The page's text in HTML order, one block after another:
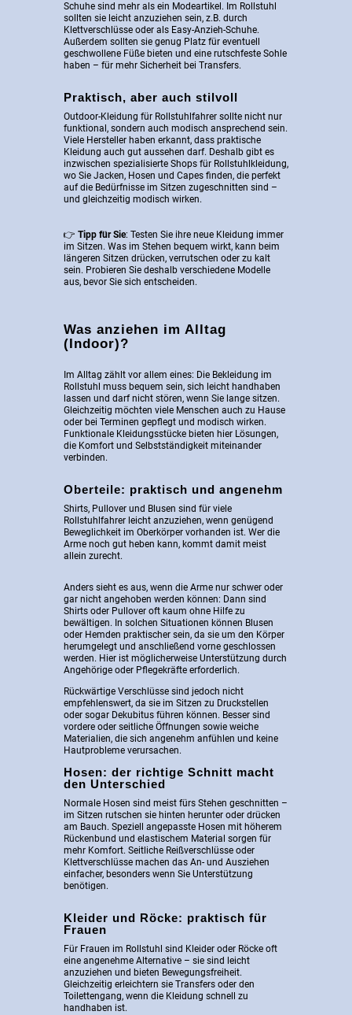
Schuhe sind mehr als ein Modeartikel. Im Rollstuhl
sollten sie leicht anzuziehen sein, z.B. durch
Klettverschlüsse oder als Easy-Anzieh-Schuhe.
Außerdem sollten sie genug Platz für eventuell
geschwollene Füße bieten und eine rutschfeste Sohle
haben – für mehr Sicherheit bei Transfers.
Praktisch, aber auch stilvoll
Outdoor-Kleidung für Rollstuhlfahrer sollte nicht nur
funktional, sondern auch modisch ansprechend sein.
Viele Hersteller haben erkannt, dass praktische
Kleidung auch gut aussehen darf. Deshalb gibt es
inzwischen spezialisierte Shops für Rollstuhlkleidung,
wo Sie Jacken, Hosen und Capes finden, die perfekt
auf die Bedürfnisse im Sitzen zugeschnitten sind –
und gleichzeitig modisch wirken.
👉 Tipp für Sie: Testen Sie ihre neue Kleidung immer
im Sitzen. Was im Stehen bequem wirkt, kann beim
längeren Sitzen drücken, verrutschen oder zu kalt
sein. Probieren Sie deshalb verschiedene Modelle
aus, bevor Sie sich entscheiden.
Was anziehen im Alltag
(Indoor)?
Im Alltag zählt vor allem eines: Die Bekleidung im
Rollstuhl muss bequem sein, sich leicht handhaben
lassen und darf nicht stören, wenn Sie lange sitzen.
Gleichzeitig möchten viele Menschen auch zu Hause
oder bei Terminen gepflegt und modisch wirken.
Funktionale Kleidungsstücke bieten hier Lösungen,
die Komfort und Selbstständigkeit miteinander
verbinden.
Oberteile: praktisch und angenehm
Shirts, Pullover und Blusen sind für viele
Rollstuhlfahrer leicht anzuziehen, wenn genügend
Beweglichkeit im Oberkörper vorhanden ist. Wer die
Arme noch gut heben kann, kommt damit meist
allein zurecht.
Anders sieht es aus, wenn die Arme nur schwer oder
gar nicht angehoben werden können: Dann sind
Shirts oder Pullover oft kaum ohne Hilfe zu
bewältigen. In solchen Situationen können Blusen
oder Hemden praktischer sein, da sie um den Körper
herumgelegt und anschließend vorne geschlossen
werden. Hier ist möglicherweise Unterstützung durch
Angehörige oder Pflegekräfte erforderlich.
Rückwärtige Verschlüsse sind jedoch nicht
empfehlenswert, da sie im Sitzen zu Druckstellen
oder sogar Dekubitus führen können. Besser sind
vordere oder seitliche Öffnungen sowie weiche
Materialien, die sich angenehm anfühlen und keine
Hautprobleme verursachen.
Hosen: der richtige Schnitt macht
den Unterschied
Normale Hosen sind meist fürs Stehen geschnitten –
im Sitzen rutschen sie hinten herunter oder drücken
am Bauch. Speziell angepasste Hosen mit höherem
Rückenbund und elastischem Material sorgen für
mehr Komfort. Seitliche Reißverschlüsse oder
Klettverschlüsse machen das An- und Ausziehen
einfacher, besonders wenn Sie Unterstützung
benötigen.
Kleider und Röcke: praktisch für
Frauen
Für Frauen im Rollstuhl sind Kleider oder Röcke oft
eine angenehme Alternative – sie sind leicht
anzuziehen und bieten Bewegungsfreiheit.
Gleichzeitig erleichtern sie Transfers oder den
Toilettengang, wenn die Kleidung schnell zu
handhaben ist.